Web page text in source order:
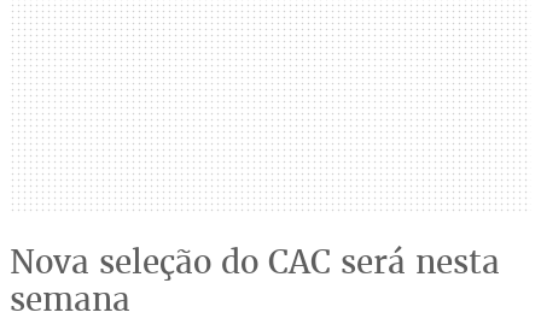
Nova seleção do CAC será nesta
semana